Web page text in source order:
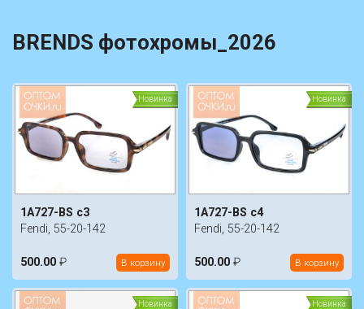
BRENDS фотохромы_2026
Новинка
1A727-BS c3
Fendi, 55-20-142
500.00 ₽ В корзину
Новинка
1A727-BS c4
Fendi, 55-20-142
500.00 ₽ В корзину
Новинка Новинка